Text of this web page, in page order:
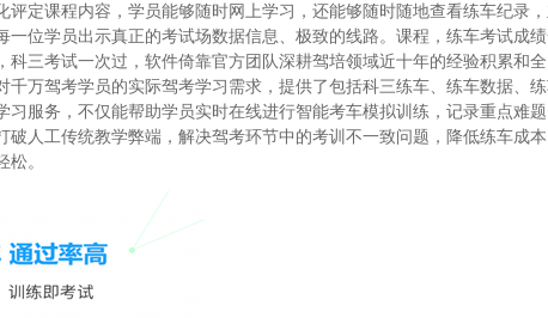
评定课程内容，学员能够随时网上学习，还能够随时随地查看练车纪录，
一位学员出示真正的考试场数据信息、极致的线路。课程，练车考试成
科三考试一次过，软件倚靠官方团队深耕驾培领域近十年的经验积累和
千万驾考学员的实际驾考学习需求，提供了包括科三练车、练车数据、
习服务，不仅能帮助学员实时在线进行智能考车模拟训练，记录重点难
破人工传统教学弊端，解决驾考环节中的考训不一致问题，降低练车成
。